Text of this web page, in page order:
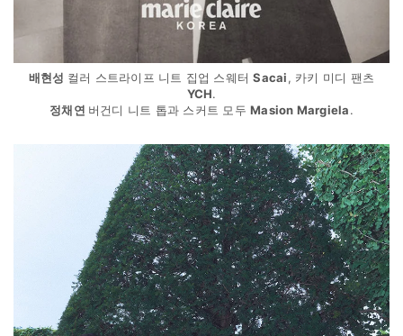
배현성 컬러 스트라이프 니트 집업 스웨터Sacai, 카키 미디 팬츠
YCH.
정채연 버건디 니트 톱과 스커트 모두Masion Margiela.